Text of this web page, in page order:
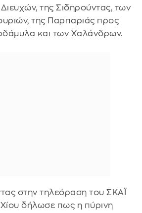
της Σιδηρούντας, των
της Παρπαριάς προς
και των Χαλάνδρων.
στην τηλεόραση του ΣΚΑΪ
δήλωσε πως η πύρινη